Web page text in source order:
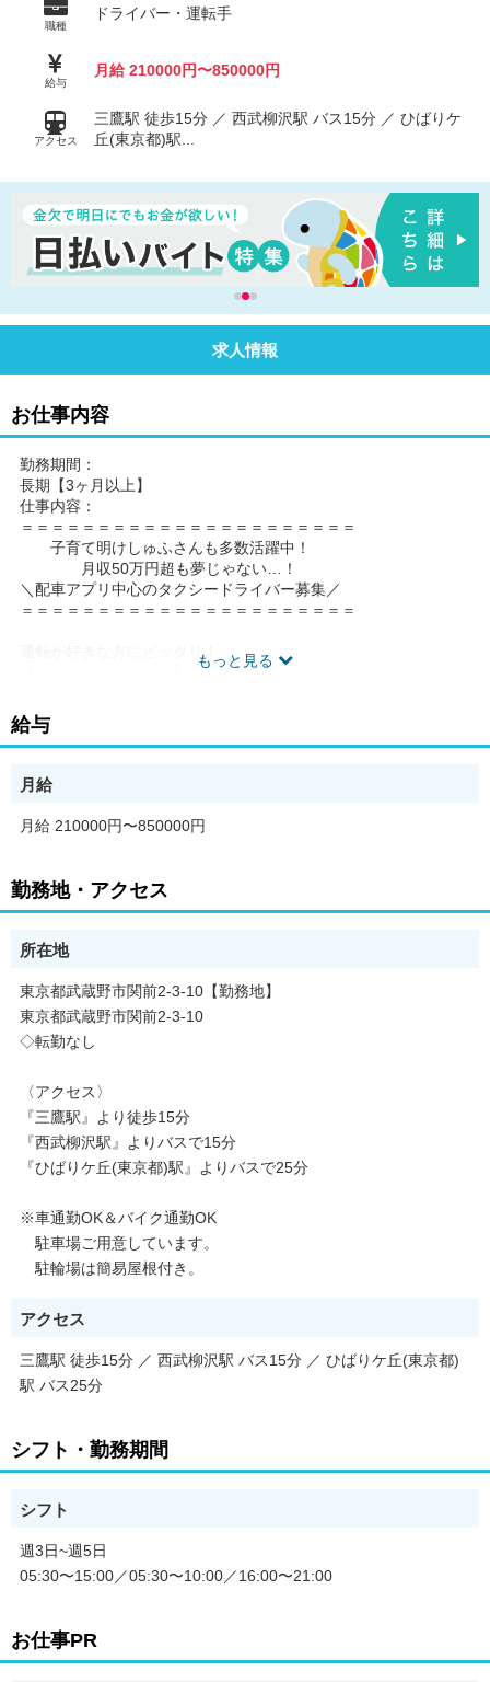
職種
ドライバー・運転手
給与
月給 210000円〜850000円
アクセス
三鷹駅 徒歩15分 ／ 西武柳沢駅 バス15分 ／ ひばりケ
丘(東京都)駅...
求人情報
お仕事内容
もっと見る
勤務期間：
長期【3ヶ月以上】
仕事内容：
＝＝＝＝＝＝＝＝＝＝＝＝＝＝＝＝＝＝＝＝＝＝
子育て明けしゅふさんも多数活躍中！
月収50万円超も夢じゃない…！
＼配車アプリ中心のタクシードライバー募集／
＝＝＝＝＝＝＝＝＝＝＝＝＝＝＝＝＝＝＝＝＝＝
運転が好きな方にピッタリ！
【タクシードライバー】のお仕事です！
●未経験でも始めやすい環境
└普通免許があればスタート可能◎
土地勘や経験がなくても問題ありません！
未経験でも【月収50万円超】が目指せる環境！
●必要なのは『運転免許』のみ
子育てが落ち着いてお仕事を探している
しゅふの方にも人気のお仕事です！
●しっかり稼げて、休みも確保
└頑張りがそのまま給与に直結する【歩合給制度】で
安定収入目指せます！
隔日勤務なら出勤は週2～3回＆
翌日は「明け休み」で体をリフレッシュ♪
日勤・夜勤の選択が可能！
●ノルマなしで安心
└アプリ配車・電話配車が中心。
売上ノルマはなく、自分のペースで働けます◎
《仕事内容》
（アプリ配車・電話配車対応）
・迎車専用車での配車対応
・その他付随する業務
収入も、働くペースも、
ライフスタイルに合わせた働き方ができます！
＼
給与
月給
月給 210000円〜850000円
勤務地・アクセス
所在地
東京都武蔵野市関前2-3-10【勤務地】
東京都武蔵野市関前2-3-10
◇転勤なし
〈アクセス〉
『三鷹駅』より徒歩15分
『西武柳沢駅』よりバスで15分
『ひばりケ丘(東京都)駅』よりバスで25分
※車通勤OK＆バイク通勤OK
駐車場ご用意しています。
駐輪場は簡易屋根付き。
アクセス
三鷹駅 徒歩15分 ／ 西武柳沢駅 バス15分 ／ ひばりケ丘(東京都)
駅 バス25分
シフト・勤務期間
シフト
週3日~週5日
05:30〜15:00／05:30〜10:00／16:00〜21:00
お仕事PR